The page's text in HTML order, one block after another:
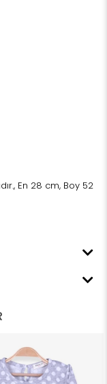
En 28 cm, Boy 52
%46